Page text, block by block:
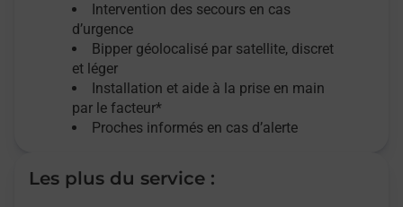
Intervention des secours en cas
d’urgence
Bipper géolocalisé par satellite, discret
et léger
Installation et aide à la prise en main
par le facteur*
Proches informés en cas d’alerte
Les plus du service :